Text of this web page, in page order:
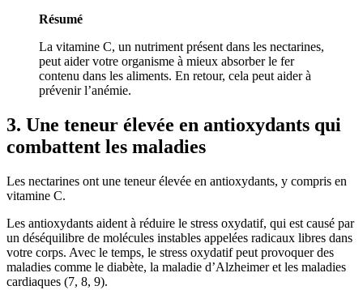
Résumé
La vitamine C, un nutriment présent dans les nectarines,
peut aider votre organisme à mieux absorber le fer
contenu dans les aliments. En retour, cela peut aider à
prévenir l’anémie.
3. Une teneur élevée en antioxydants qui
combattent les maladies
Les nectarines ont une teneur élevée en antioxydants, y compris en
vitamine C.
Les antioxydants aident à réduire le stress oxydatif, qui est causé par
un déséquilibre de molécules instables appelées radicaux libres dans
votre corps. Avec le temps, le stress oxydatif peut provoquer des
maladies comme le diabète, la maladie d’Alzheimer et les maladies
cardiaques (7, 8, 9).